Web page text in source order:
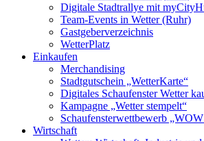
Digitale Stadtrallye mit
Team-Events in Wetter (Ruhr)
Gastgeberverzeichnis
WetterPlatz
Einkaufen
Merchandising
Stadtgutschein „WetterKarte“
Digitales Schaufenster Wetter
Kampagne „Wetter stempelt“
Schaufensterwettbewerb
Wirtschaft